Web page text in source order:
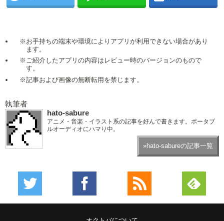
※お手持ちの端末や環境によりアプリが利用できない場合があり
ます。
※ご紹介したアプリの内容はレビュー時のバージョンのもので
す。
※記事および画像の無断転用を禁じます。
執筆者
hato-sabure
アニメ・音楽・イラスト系の記事を好んで書きます。ポータブ
ルオーディオにハマり中。
»hato-sabureの記事一覧